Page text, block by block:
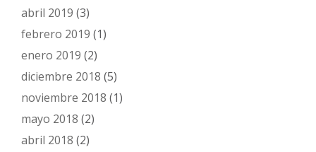
abril 2019 (3)
febrero 2019 (1)
enero 2019 (2)
diciembre 2018 (5)
noviembre 2018 (1)
mayo 2018 (2)
abril 2018 (2)